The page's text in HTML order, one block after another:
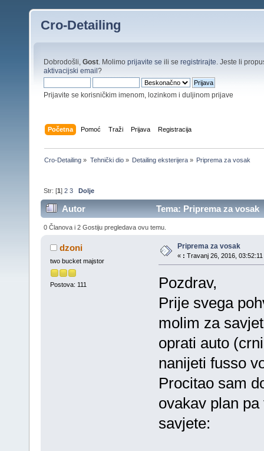
Cro-Detailing
Dobrodošli, Gost . Molimo prijavite se ili se registrirajte . Jeste li
aktivacijski email?
Prijavite se korisničkim imenom, lozinkom i duljinom prijave
Početna Pomoć Traži Prijava Registracija
Cro-Detailing » Tehnički dio» Detailing eksterijera» Priprema za vosak
Str: [1]2 3 Dolje
Autor Tema: Priprema za vosak
0 Članova i 2 Gostiju pregledava ovu temu.
dzoni
two bucket majstor
Postova: 111
Priprema za vosak
« : Travanj 26, 2016,
Pozdrav,
Prije svega
molim za
oprati auto
nanijeti fusso
Procitao sam
ovakav plan
savjete: